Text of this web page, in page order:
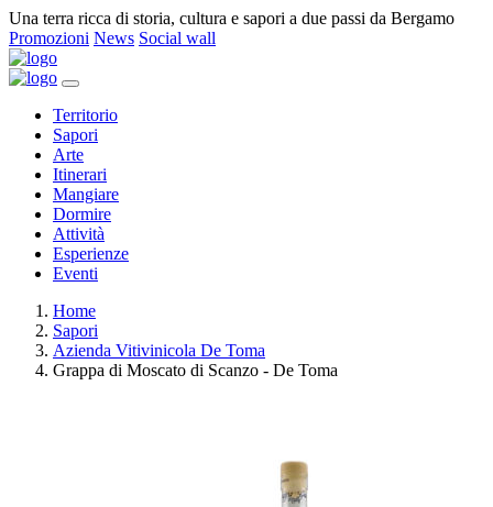
Una terra ricca di storia, cultura e sapori a due passi da Bergamo
Promozioni News Social wall
Territorio
Sapori
Arte
Itinerari
Mangiare
Dormire
Attività
Esperienze
Eventi
Home
Sapori
Azienda Vitivinicola De Toma
Grappa di Moscato di Scanzo - De Toma